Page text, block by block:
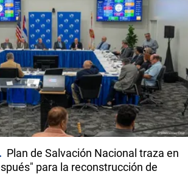
Plan de Salvación Nacional traza en
para la reconstrucción de